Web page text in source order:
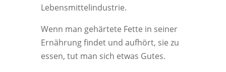
Lebensmittelindustrie.
Wenn man gehärtete Fette in seiner
Ernährung findet und aufhört, sie zu
essen, tut man sich etwas Gutes.